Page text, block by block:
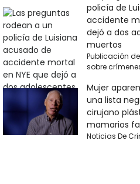
policía de
accidente
dejó a dos
muertos
Publicación
sobre
Mujer
una lista
cirujano
mamarios
Noticias De